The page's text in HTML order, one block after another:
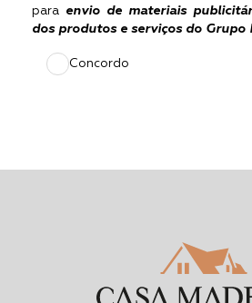
para envio de materiais
dos produtos e serviços do Grupo
Concordo